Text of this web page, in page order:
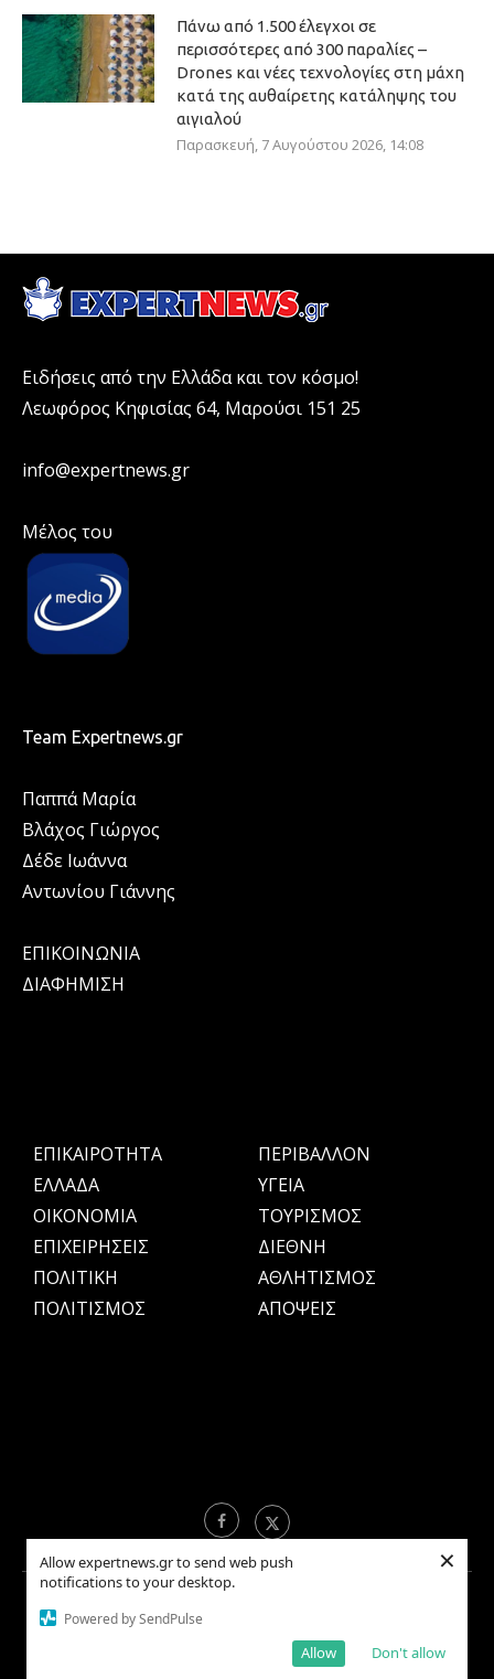
Allow expertnews.gr to send web push
notifications to your desktop.
Powered by SendPulse
Don't allow
Allow
×
Πάνω από 1.500 έλεγχοι σε
περισσότερες από 300 παραλίες –
Drones και νέες τεχνολογίες στη μάχη
κατά της αυθαίρετης κατάληψης του
αιγιαλού
Παρασκευή, 7 Αυγούστου 2026, 14:08
Ειδήσεις από την Ελλάδα και τον κόσμο!
Λεωφόρος Κηφισίας 64, Μαρούσι 151 25
info@expertnews.gr
Μέλος του
Team Expertnews.gr
Παππά Μαρία
Βλάχος Γιώργος
Δέδε Ιωάννα
Αντωνίου Γιάννης
ΕΠΙΚΟΙΝΩΝΙΑ
ΔΙΑΦΗΜΙΣΗ
ΕΠΙΚΑΙΡΟΤΗΤΑ
ΕΛΛΑΔΑ
OIKONOMIA
ΕΠΙΧΕΙΡΗΣΕΙΣ
ΠΟΛΙΤΙΚΗ
ΠΟΛΙΤΙΣΜΟΣ
ΠΕΡΙΒΑΛΛΟΝ
ΥΓΕΙΑ
ΤΟΥΡΙΣΜΟΣ
ΔΙΕΘΝΗ
ΑΘΛΗΤΙΣΜΟΣ
ΑΠΟΨΕΙΣ